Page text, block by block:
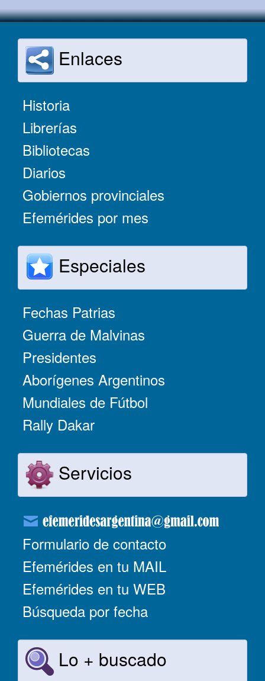
Enlaces
Historia
Librerías
Bibliotecas
Diarios
Gobiernos provinciales
Efemérides por mes
Especiales
Fechas Patrias
Guerra de Malvinas
Presidentes
Aborígenes Argentinos
Mundiales de Fútbol
Rally Dakar
Servicios
Formulario de contacto
Efemérides en tu MAIL
Efemérides en tu WEB
Búsqueda por fecha
Lo + buscado